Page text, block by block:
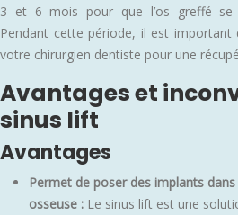
3 et 6 mois pour que l’os greffé se
Pendant cette période, il est important
votre chirurgien dentiste pour une
Avantages et
sinus lift
Avantages
Permet de poser des implants
osseuse : Le sinus lift est une